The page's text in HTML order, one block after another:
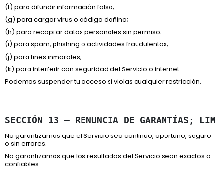
(f) para difundir información falsa;
(g) para cargar virus o código dañino;
(h) para recopilar datos personales sin permiso;
(i) para spam, phishing o actividades fraudulentas;
(j) para fines inmorales;
(k) para interferir con seguridad del Servicio o internet.
Podemos suspender tu acceso si violas cualquier restricción.
SECCIÓN 13 – RENUNCIA DE GARANTÍAS;
No garantizamos que el Servicio sea continuo, oportuno, seguro
o sin errores.
No garantizamos que los resultados del Servicio sean exactos o
confiables.